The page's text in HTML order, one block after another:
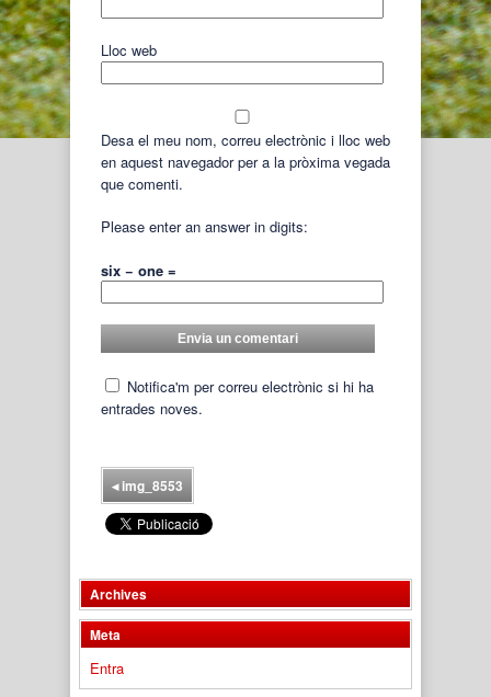
Lloc web
Desa el meu nom, correu electrònic i lloc web
en aquest navegador per a la pròxima vegada
que comenti.
Please enter an answer in digits:
six − one =
Notifica'm per correu electrònic si hi ha
entrades noves.
◂img_8553
Archives
Meta
Entra